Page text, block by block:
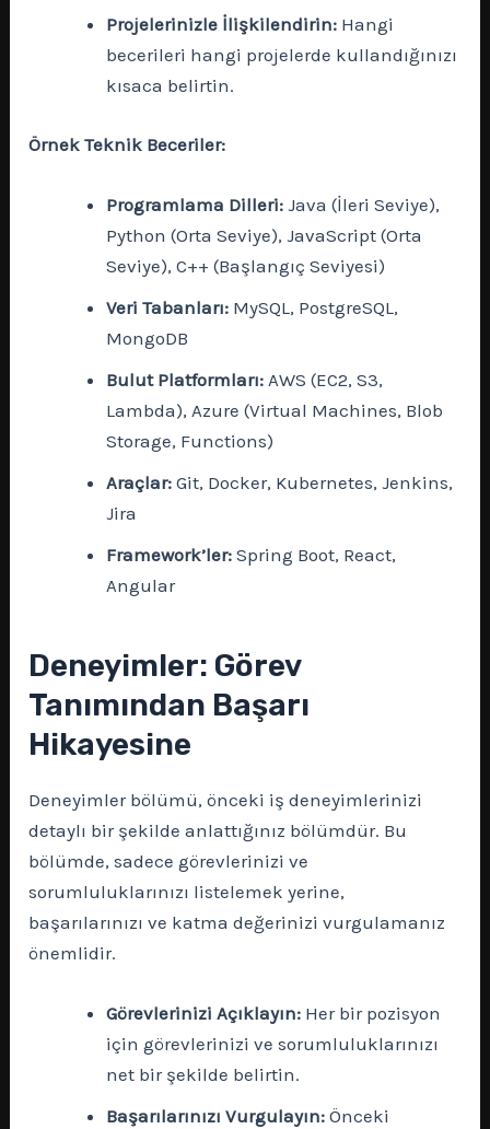
Projelerinizle İlişkilendirin: Hangi
becerileri hangi projelerde kullandığınızı
kısaca belirtin.
Örnek Teknik Beceriler:
Programlama Dilleri: Java (İleri Seviye),
Python (Orta Seviye), JavaScript (Orta
Seviye), C++ (Başlangıç Seviyesi)
Veri Tabanları: MySQL, PostgreSQL,
MongoDB
Bulut Platformları: AWS (EC2, S3,
Lambda), Azure (Virtual Machines, Blob
Storage, Functions)
Araçlar: Git, Docker, Kubernetes, Jenkins,
Jira
Framework’ler: Spring Boot, React,
Angular
Deneyimler: Görev
Tanımından Başarı
Hikayesine
Deneyimler bölümü, önceki iş deneyimlerinizi
detaylı bir şekilde anlattığınız bölümdür. Bu
bölümde, sadece görevlerinizi ve
sorumluluklarınızı listelemek yerine,
başarılarınızı ve katma değerinizi vurgulamanız
önemlidir.
Görevlerinizi Açıklayın: Her bir pozisyon
için görevlerinizi ve sorumluluklarınızı
net bir şekilde belirtin.
Başarılarınızı Vurgulayın: Önceki